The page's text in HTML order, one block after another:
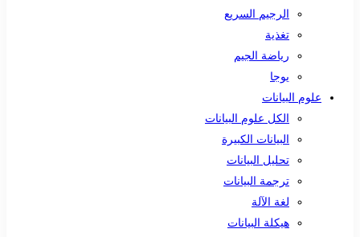
الرجيم السريع
تغذية
رياضة الجيم
يوجا
علوم البيانات
الكل علوم البيانات
البيانات الكبيرة
تحليل البيانات
ترجمة البيانات
لغة الآلة
هيكلة البيانات